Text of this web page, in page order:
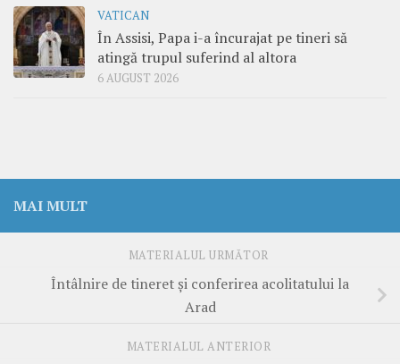
VATICAN
În Assisi, Papa i-a încurajat pe tineri să
atingă trupul suferind al altora
6 AUGUST 2026
MAI MULT
MATERIALUL URMĂTOR
Întâlnire de tineret și conferirea acolitatului la
Arad
MATERIALUL ANTERIOR